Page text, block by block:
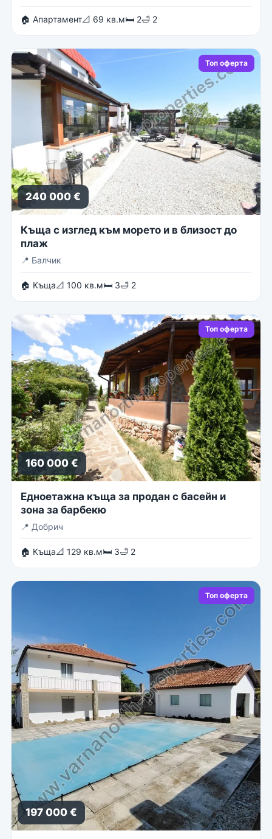
🏠 Апартамент📐 69 кв.м🛏 2🛁 2
Топ оферта
240 000 €
Къща с изглед към морето и в близост до
плаж
📍 Балчик
🏠 Къща📐 100 кв.м🛏 3🛁 2
Топ оферта
160 000 €
Едноетажна къща за продан с басейн и
зона за барбекю
📍 Добрич
🏠 Къща📐 129 кв.м🛏 3🛁 2
Топ оферта
197 000 €